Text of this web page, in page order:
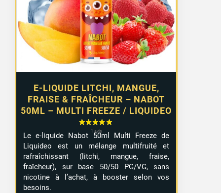
E-LIQUIDE LITCHI, MANGUE,
FRAISE & FRAÎCHEUR – NABOT
50ML – MULTI FREEZE / LIQUIDEO
Le e-liquide Nabot 50ml Multi Freeze de
Liquideo est un mélange multifruité et
rafraîchissant (litchi, mangue, fraise,
fraîcheur), sur base 50/50 PG/VG, sans
nicotine à l’achat, à booster selon vos
besoins.